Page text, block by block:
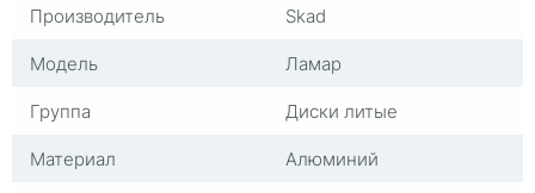
Производитель
Skad
Модель
Ламар
Группа
Диски литые
Материал
Алюминий